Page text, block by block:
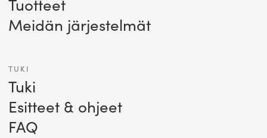
Tuotteet
Meidän järjestelmät
TUKI
Tuki
Esitteet & ohjeet
FAQ